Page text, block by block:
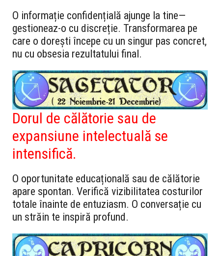
O informație confidențială ajunge la tine—
gestioneaz-o cu discreție. Transformarea pe
care o dorești începe cu un singur pas concret,
nu cu obsesia rezultatului final.
Dorul de călătorie sau de
expansiune intelectuală se
intensifică.
O oportunitate educațională sau de călătorie
apare spontan. Verifică vizibilitatea costurilor
totale înainte de entuziasm. O conversație cu
un străin te inspiră profund.